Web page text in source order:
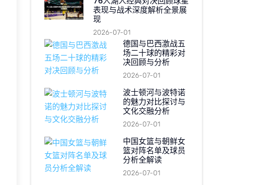
表现与战术深度解析全景展
现
2026-07-01
德国与巴西激战五
场二十球的精彩对
决回顾与分析
2026-07-01
波士顿河与波特诺
的魅力对比探讨与
文化交融分析
2026-07-01
中国女篮与朝鲜女
篮对阵名单及球员
分析全解读
2026-07-01